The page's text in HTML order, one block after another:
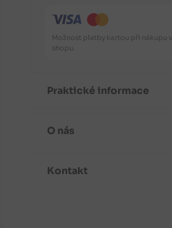
Možnost platby kartou při nákupu
shopu.
Praktické informace
Časté dotazy
O nás
Aktuality
Kontakt